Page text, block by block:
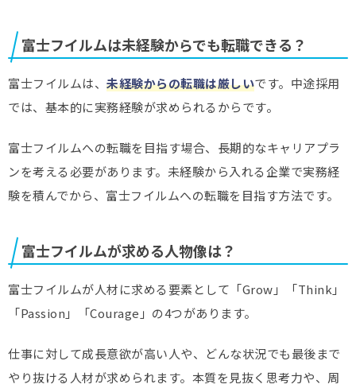
富士フイルムは未経験からでも転職できる？
富士フイルムは、 未経験からの転職は厳しいです。中途採用
では、基本的に実務経験が求められるからです。
富士フイルムへの転職を目指す場合、長期的なキャリアプラ
ンを考える必要があります。未経験から入れる企業で実務経
験を積んでから、富士フイルムへの転職を目指す方法です。
富士フイルムが求める人物像は？
富士フイルムが人材に求める要素として「Grow」「Think」
「Passion」「Courage」の4つがあります。
仕事に対して成長意欲が高い人や、どんな状況でも最後まで
やり抜ける人材が求められます。本質を見抜く思考力や、周